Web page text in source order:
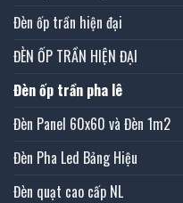
Đèn ốp trần hiện đại
ĐÈN ỐP TRẦN HIỆN ĐẠI
Đèn ốp trần pha lê
Đèn Panel 60x60 và Đèn 1m2
Đèn Pha Led Bảng Hiệu
Đèn quạt cao cấp NL